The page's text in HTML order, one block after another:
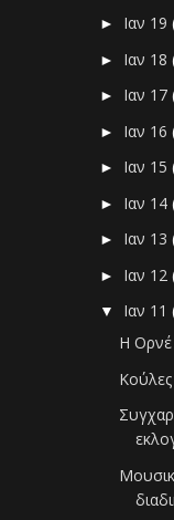
► Ιαν 19
► Ιαν 18
► Ιαν 17
► Ιαν 16
► Ιαν 15
► Ιαν 14
► Ιαν 13
► Ιαν 12
▼ Ιαν 11
Η Ορνέ